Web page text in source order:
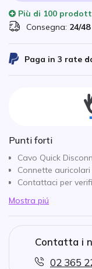
Più di 100
Consegna: 24/
Paga in 3 rate
Punti forti
Cavo Quick
Connette
Contattaci per
Mostra piú
Contatta i
02 365